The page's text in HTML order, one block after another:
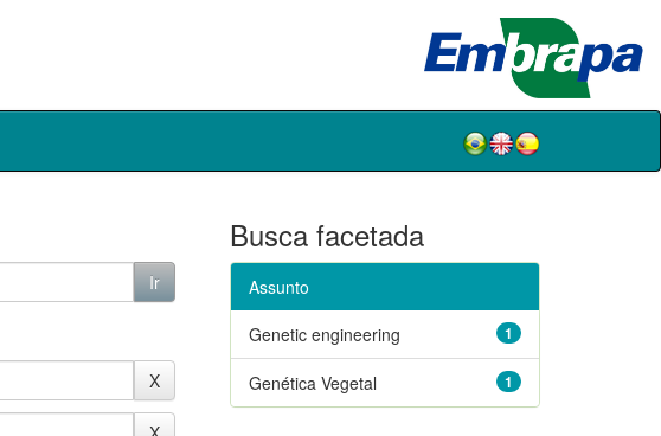
Busca facetada
Assunto
1
Genetic engineering
1
Genética Vegetal